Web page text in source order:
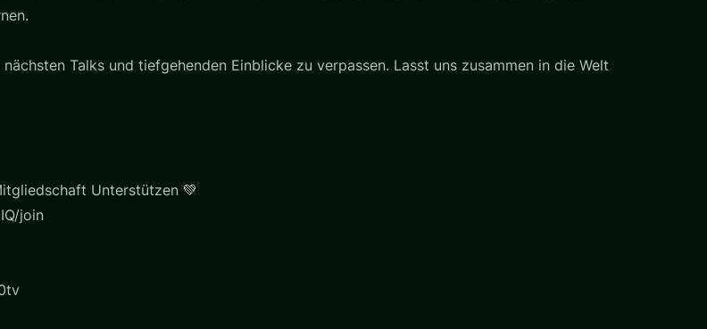
Talks und tiefgehenden Einblicke zu verpassen. Lasst uns zusammen in die Welt
Unterstützen 💚
join